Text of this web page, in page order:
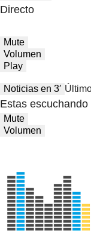
Directo
Mute
Volumen
Play
Noticias en 3′
Estas escuchando
Mute
Volumen